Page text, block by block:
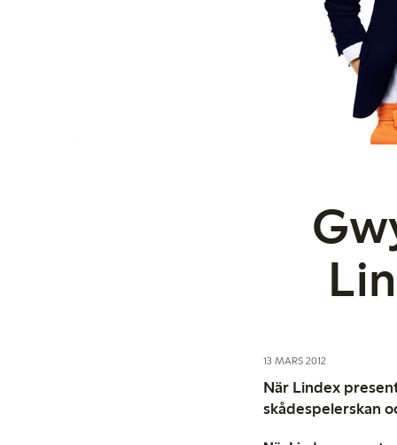
13 MARS 2012
När Lindex
skådespelerskan